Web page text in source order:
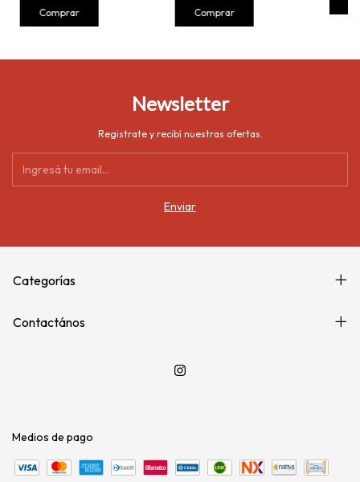
Newsletter
Registrate y recibí nuestras ofertas.
Categorías
Contactános
Medios de pago